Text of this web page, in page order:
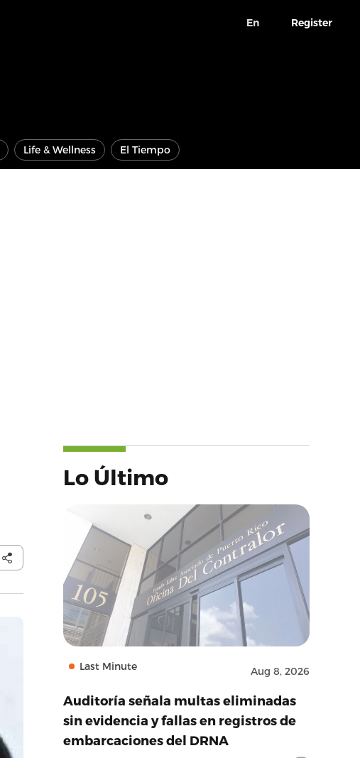
En Register
Life & Wellness El Tiempo
Lo Último
Last Minute Aug 8, 2026
Auditoría señala multas eliminadas
sin evidencia y fallas en registros de
embarcaciones del DRNA